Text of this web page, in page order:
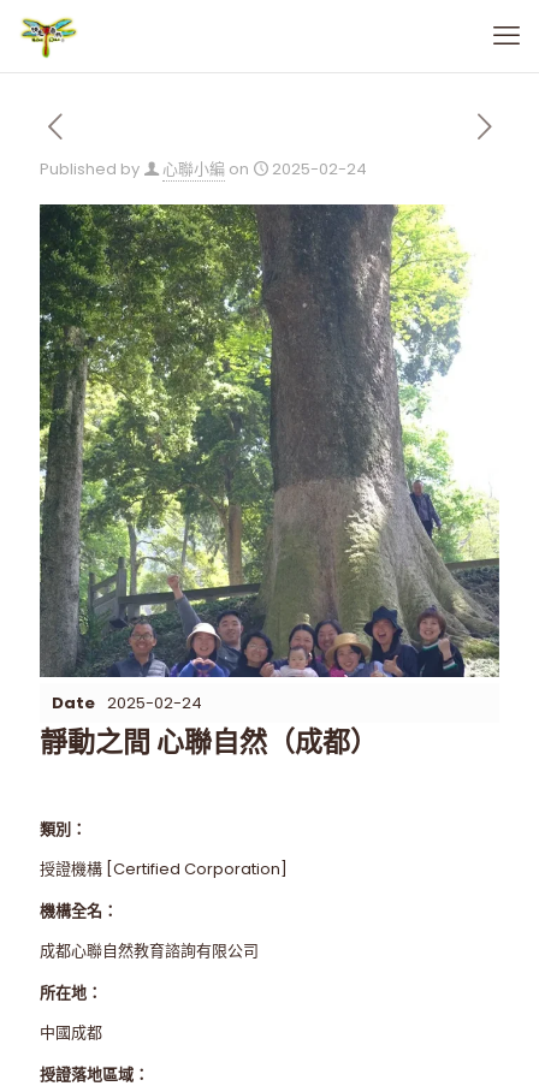
Published by 心聯小編 on 2025-02-24
Date 2025-02-24
靜動之間 心聯自然（成都）
類別：
授證機構 [Certified Corporation]
機構全名：
成都心聯自然教育諮詢有限公司
所在地：
中國成都
授證落地區域：